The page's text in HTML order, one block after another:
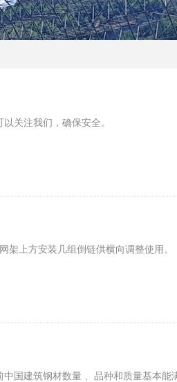
关注我们，确保安全。
架上方安装几组倒链供横向调整使用。
国建筑钢材数量 、品种和质量基本